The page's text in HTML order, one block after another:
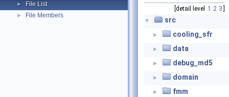
► File List
► File Members
[detail level 1 2 3
▼ src
► cooling_sfr
► data
► debug_md5
► domain
► fmm